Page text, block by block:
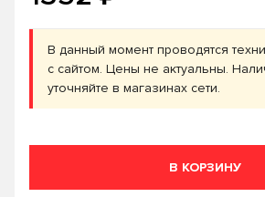
В данный момент проводятся
с сайтом. Цены не актуальны.
уточняйте в магазинах сети.
В КОРЗИНУ